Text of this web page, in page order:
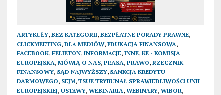
ARTYKUŁY, BEZ KATEGORII, BEZPŁATNE PORADY PRAWNE,
CLICKMEETING, DLA MEDIÓW, EDUKACJA FINANSOWA,
FACEBOOK, FELIETON, INFORMACJE, INNE, KE - KOMISJA
EUROPEJSKA, MÓWIĄ O NAS, PRASA, PRAWO, RZECZNIK
FINANSOWY, SĄD NAJWYŻSZY, SANKCJA KREDYTU
DARMOWEGO, SEJM, TSUE TRYBUNAŁ SPRAWIEDLIWOŚCI UNII
EUROPEJSKIEJ, USTAWY, WEBINARIA, WEBINARY, WIBOR,